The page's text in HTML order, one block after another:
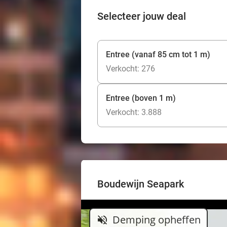
Selecteer jouw deal
Entree (vanaf 85 cm tot 1 m)
Verkocht: 276
Entree (boven 1 m)
Verkocht: 3.888
Boudewijn Seapark
volume_off Demping opheffen